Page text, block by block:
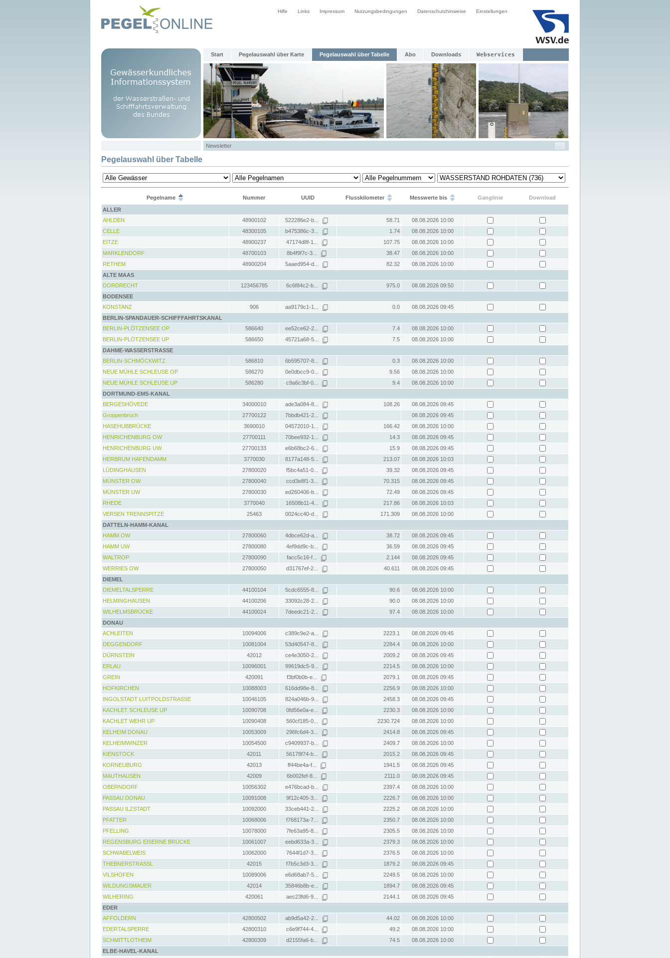
Hilfe Links Impressum Nutzungsbedingungen Datenschutzhinweise Einstellungen
Start Pegelauswahl über Karte Pegelauswahl über Tabelle Abo Downloads Webservices
Newsletter
Pegelauswahl über Tabelle
Pegelname Nummer UUID Flusskilometer Messwerte bis Ganglinie
Download
ALLER
AHLDEN
48900102 522286e2-b... 58.71
08.08.2026 10:00
CELLE
48300105 b475386c-3... 1.74
08.08.2026 10:00
EITZE
48900237 47174d8f-1... 107.75
08.08.2026 10:00
MARKLENDORF
48700103 8b4f9f7c-3... 38.47
08.08.2026 10:00
RETHEM
48900204 5aaed954-d... 82.32
08.08.2026 10:00
ALTE MAAS
DORDRECHT
123456785 6c6f84c2-b... 975.0
08.08.2026 09:50
BODENSEE
KONSTANZ
906 aa9179c1-1... 0.0
08.08.2026 09:45
BERLIN-SPANDAUER-SCHIFFFAHRTSKANAL
BERLIN-PLÖTZENSEE OP
586640 ee52ce62-2... 7.4
08.08.2026 10:00
BERLIN-PLÖTZENSEE UP
586650 45721a68-5... 7.5
08.08.2026 10:00
DAHME-WASSERSTRASSE
BERLIN-SCHMÖCKWITZ
586810 6b595707-8... 0.3
08.08.2026 10:00
NEUE MÜHLE SCHLEUSE OP
586270 0e0dbcc9-0... 9.56
08.08.2026 10:00
NEUE MÜHLE SCHLEUSE UP
586280 c9a6c3bf-0... 9.4
08.08.2026 10:00
DORTMUND-EMS-KANAL
BERGESHÖVEDE
34000010 ade3a084-8... 108.26
08.08.2026 09:45
Groppenbruch
27700122 7bbdb421-2...
08.08.2026 09:45
HASEHUBBRÜCKE
3690010 04572010-1... 166.42
08.08.2026 10:00
HENRICHENBURG OW
27700111 70bee932-1... 14.3
08.08.2026 09:45
HENRICHENBURG UW
27700133 e6b68bc2-6... 15.9
08.08.2026 09:45
HERBRUM HAFENDAMM
3770030 8177a148-5... 213.07
08.08.2026 10:03
LÜDINGHAUSEN
27800020 f5bc4a51-0... 39.32
08.08.2026 09:45
MÜNSTER OW
27800040 ccd3e8f1-3... 70.315
08.08.2026 09:45
MÜNSTER UW
27800030 ed260406-b... 72.49
08.08.2026 09:45
RHEDE
3770040 16508b11-4... 217.86
08.08.2026 10:03
VERSEN TRENNSPITZE
25463 0024cc40-d... 171.309
08.08.2026 10:00
DATTELN-HAMM-KANAL
HAMM OW
27800060 4dbce62d-a... 38.72
08.08.2026 09:45
HAMM UW
27800080 4ef9dd9c-b... 36.59
08.08.2026 09:45
WALTROP
27800090 facc5c16-f... 2.144
08.08.2026 09:45
WERRIES OW
27800050 d31767ef-2... 40.611
08.08.2026 09:45
DIEMEL
DIEMELTALSPERRE
44100104 5cdc6555-8... 90.6
08.08.2026 10:00
HELMINGHAUSEN
44100206 33092c28-2... 90.0
08.08.2026 10:00
WILHELMSBRÜCKE
44100024 7deedc21-2... 97.4
08.08.2026 10:00
DONAU
ACHLEITEN
10094006 c389c9e2-a... 2223.1
08.08.2026 09:45
DEGGENDORF
10081004 53d40547-8... 2284.4
08.08.2026 10:00
DÜRNSTEIN
42012 ce4e3050-2... 2009.2
08.08.2026 09:45
ERLAU
10096001 99619dc5-9... 2214.5
08.08.2026 10:00
GREIN
420091 f3bf0b0b-e... 2079.1
08.08.2026 09:45
HOFKIRCHEN
10088003 616dd98e-8... 2256.9
08.08.2026 10:00
INGOLSTADT LUITPOLDSTRASSE
10046105 824a046b-9... 2458.3
08.08.2026 09:45
KACHLET SCHLEUSE UP
10090708 0fd56e0a-e... 2230.3
08.08.2026 10:00
KACHLET WEHR UP
10090408 560cf185-0... 2230.724
08.08.2026 10:00
KELHEIM DONAU
10053009 296fc6d4-3... 2414.8
08.08.2026 09:45
KELHEIMWINZER
10054500 c9409937-b... 2409.7
08.08.2026 10:00
KIENSTOCK
42011 56178f74-b... 2015.2
08.08.2026 09:45
KORNEUBURG
42013 ff44be4a-f... 1941.5
08.08.2026 09:45
MAUTHAUSEN
42009 6b002fef-8... 2111.0
08.08.2026 09:45
OBERNDORF
10056302 e476bcad-b... 2397.4
08.08.2026 10:00
PASSAU DONAU
10091008 9f12c405-3... 2226.7
08.08.2026 10:00
PASSAU ILZSTADT
10092000 33ceb441-2... 2225.2
08.08.2026 10:00
PFATTER
10068006 f768173a-7... 2350.7
08.08.2026 10:00
PFELLING
10078000 7fe63a95-8... 2305.5
08.08.2026 10:00
REGENSBURG EISERNE BRÜCKE
10061007 eebd633a-3... 2379.3
08.08.2026 10:00
SCHWABELWEIS
10062000 7644f1d7-3... 2376.5
08.08.2026 10:00
THEBNERSTRASSL
42015 f7b5c3d3-3... 1879.2
08.08.2026 09:45
VILSHOFEN
10089006 e6d68ab7-5... 2249.5
08.08.2026 10:00
WILDUNGSMAUER
42014 35846b8b-e... 1894.7
08.08.2026 09:45
WILHERING
420061 aec23fd6-9... 2144.1
08.08.2026 09:45
EDER
AFFOLDERN
42800502 ab9d5a42-2... 44.02
08.08.2026 10:00
EDERTALSPERRE
42800310 c6e9f744-4... 49.2
08.08.2026 10:00
SCHMITTLOTHEIM
42800309 d2155fa6-b... 74.5
08.08.2026 10:00
ELBE-HAVEL-KANAL